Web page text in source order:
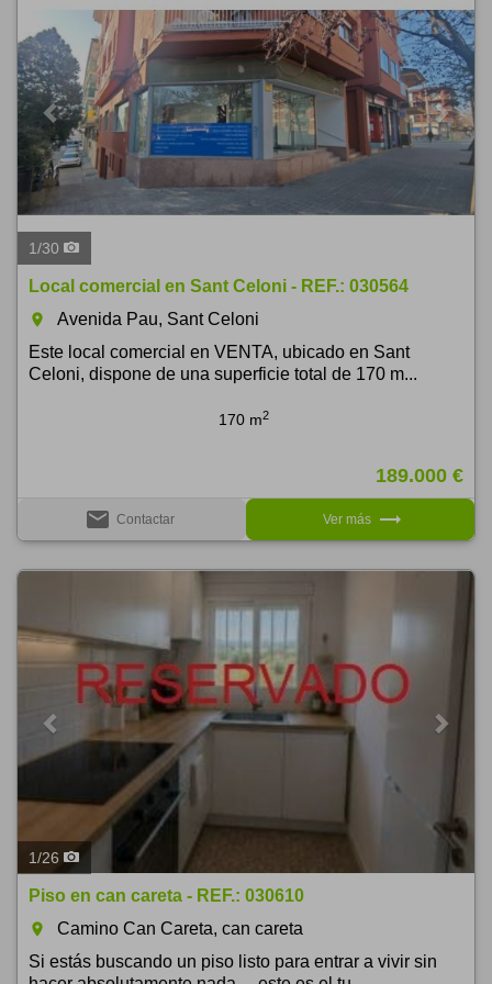
1/30
Local comercial en Sant Celoni - REF.: 030564
room
Avenida Pau, Sant Celoni
Este local comercial en VENTA, ubicado en Sant
Celoni, dispone de una superficie total de 170 m...
170 m2
189.000 €
email Contactar Ver más trending_flat
Next
1/26
Piso en can careta - REF.: 030610
room
Camino Can Careta, can careta
Si estás buscando un piso listo para entrar a vivir sin